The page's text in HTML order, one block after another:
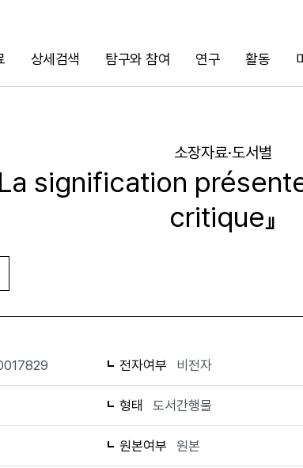
상세검색 탐구와 참여 연구 활동
검색
소장자료·도서별
La signification
critique』
전자여부 비전자
형태 도서간행물
원본여부 원본